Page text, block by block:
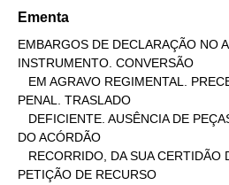
Ementa
EMBARGOS DE DECLARAÇÃO NO
INSTRUMENTO. CONVERSÃO
PENAL. TRASLADO
DO ACÓRDÃO
PETIÇÃO DE RECURSO